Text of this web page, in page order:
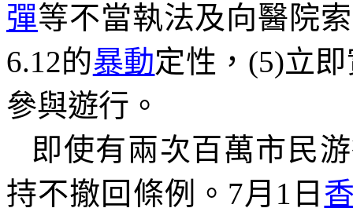
彈等不當執法及向醫院
6.12的暴動定性， (5)立
參與遊行。
即使有兩次百萬市民
持不撤回條例。 7月 1 日